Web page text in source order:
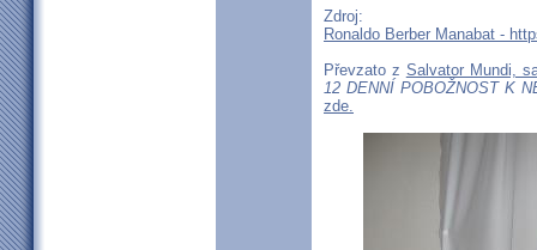
Zdroj:
Ronaldo Berber Manabat -
Převzato z Salvator Mundi,
12 DENNÍ POBOŽNOST K
zde.